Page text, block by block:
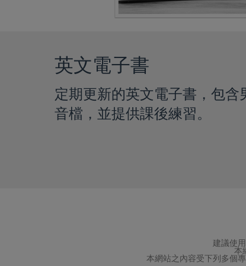
英文電子書
定期更新的英文電子書，包含
音檔，並提供課後練習。
建議使
本
本網站之內容受下列多個